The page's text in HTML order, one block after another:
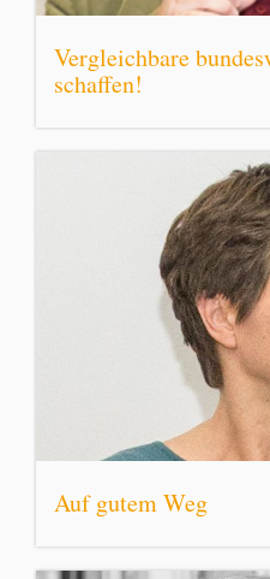
Vergleichbare
schaffen!
Auf gutem Weg